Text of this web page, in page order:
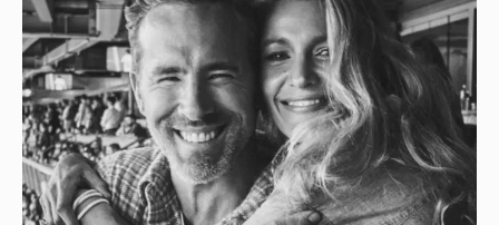
Блейк Лайвли и Райан Рейнольдс
посетили футбольный матч
1